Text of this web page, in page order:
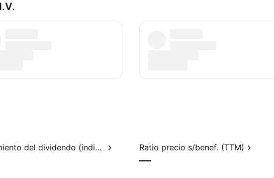
Rendimiento del dividendo (indicado) Ratio precio s/benef. (TTM)
—